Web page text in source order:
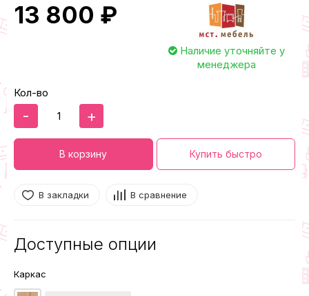
13 800 ₽
Наличие уточняйте у
менеджера
Кол-во
- +
В корзину Купить быстро
В закладки В сравнение
Доступные опции
Каркас